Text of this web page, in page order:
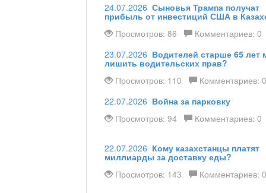
24.07.2026 Сыновья Трампа получат
прибыль от инвестиций США в
Просмотров: 86 Комментариев: 0
23.07.2026 Водителей старше 65 лет
лишить водительских прав?
Просмотров: 110 Комментариев: 0
22.07.2026 Война за парковку
Просмотров: 94 Комментариев: 0
22.07.2026 Кому казахстанцы платят
миллиарды за доставку еды?
Просмотров: 143 Комментариев: 0